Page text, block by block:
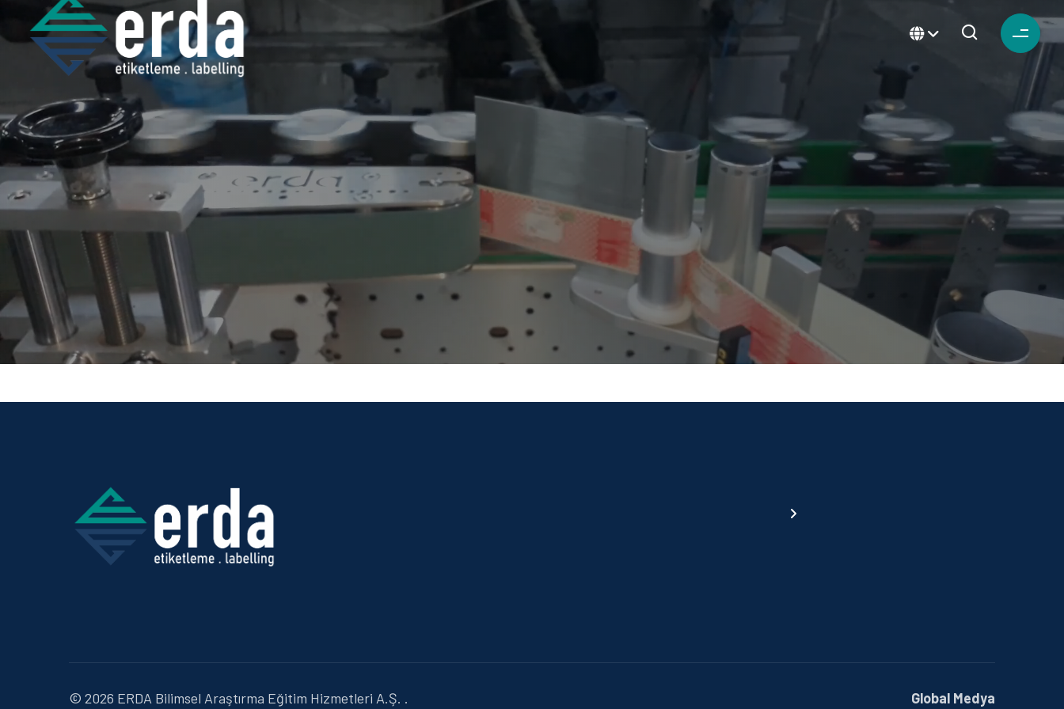
© 2026 ERDA Bilimsel Araştırma Eğitim Hizmetleri A.Ş. . Global Medya